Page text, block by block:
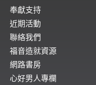
奉獻支持
近期活動
聯絡我們
福音造就資源
網路書房
心好男人專欄